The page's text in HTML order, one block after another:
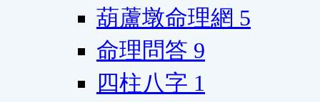
葫蘆墩命理網 5
命理問答 9
四柱八字 1